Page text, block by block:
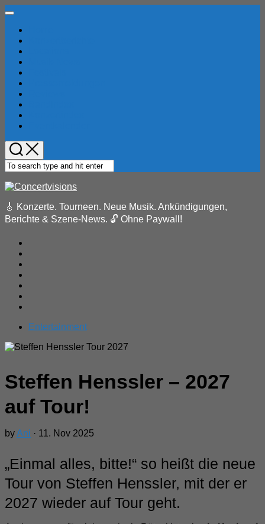
Skip
content
Expand
🎸 Konzerte. Tourneen. Neue Musik. Ankündigungen,
Berichte & Szene-News. 🔓 Ohne Paywall!
Entertainment
Steffen Henssler – 2027
auf Tour!
byAni · 11. Nov 2025
„Einmal alles, bitte!“ so heißt die neue
Tour von Steffen Henssler, mit der er
2027 wieder auf Tour geht.